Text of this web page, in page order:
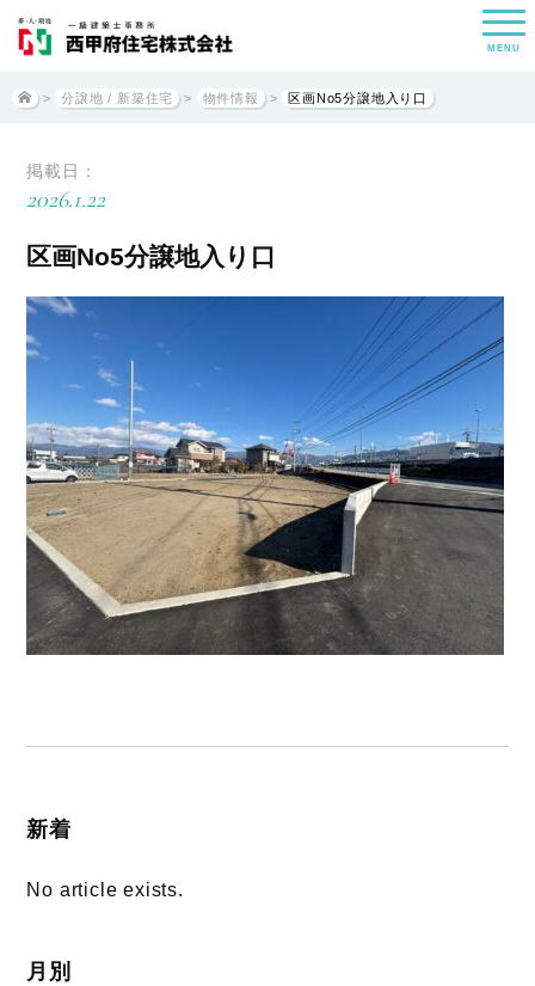
MENU
> 分譲地 / 新築住宅 > 物件情報 > 区画No5分譲地入り口
掲載日：
2026.1.22
区画No5分譲地入り口
新着
No article exists.
月別